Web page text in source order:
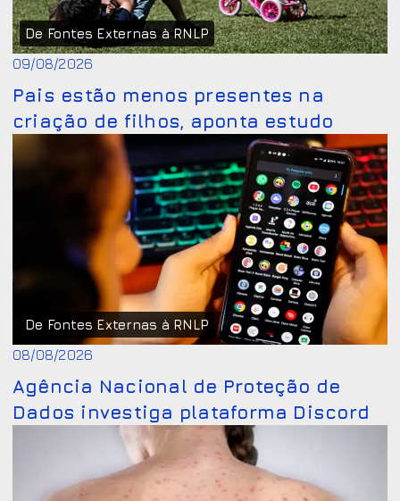
De Fontes Externas à RNLP
09/08/2026
Pais estão menos presentes na
criação de filhos, aponta estudo
De Fontes Externas à RNLP
08/08/2026
Agência Nacional de Proteção de
Dados investiga plataforma Discord